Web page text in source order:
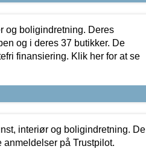
og boligindretning. Deres
og i deres 37 butikker. De
finansiering. Klik her for at se
interiør og boligindretning. De
på Trustpilot.